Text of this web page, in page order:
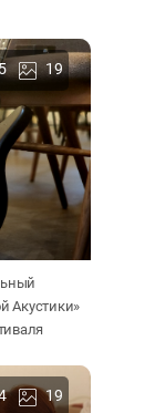
19
Акустики»
19